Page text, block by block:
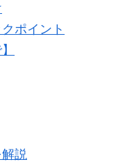
ポイント
説